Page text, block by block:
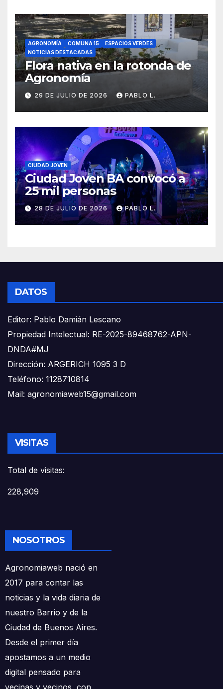
AGRONOMÍA COMUNA 15
ESPACIOS VERDES
NOTICIAS DESTACADAS
Flora nativa en la rotonda de
Agronomía
29 DE JULIO DE 2026 PABLO L.
CIUDAD JOVEN
Ciudad Joven BA convocó a
25 mil personas
28 DE JULIO DE 2026 PABLO L.
DATOS
Editor: Pablo Damián Lescano
Propiedad Intelectual: RE-2025-89468762-APN-
DNDA#MJ
Dirección: ARGERICH 1095 3 D
Teléfono: 1128710814
Mail: agronomiaweb15@gmail.com
VISITAS
Total de visitas:
228,909
NOSOTROS
Agronomiaweb nació en
2017 para contar las
noticias y la vida diaria de
nuestro Barrio y de la
Ciudad de Buenos Aires.
Desde el primer día
apostamos a un medio
digital pensado para
vecinas y vecinos, con